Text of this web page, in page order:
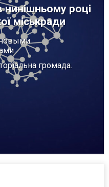
нинішньому році
міськради
громада.